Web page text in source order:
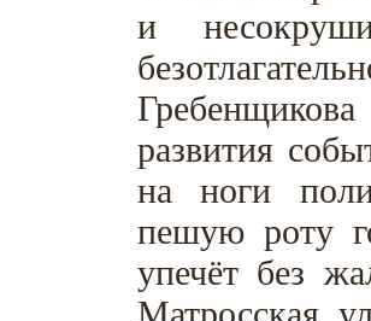
и
развития
на ноги
пешую роту
упечёт без